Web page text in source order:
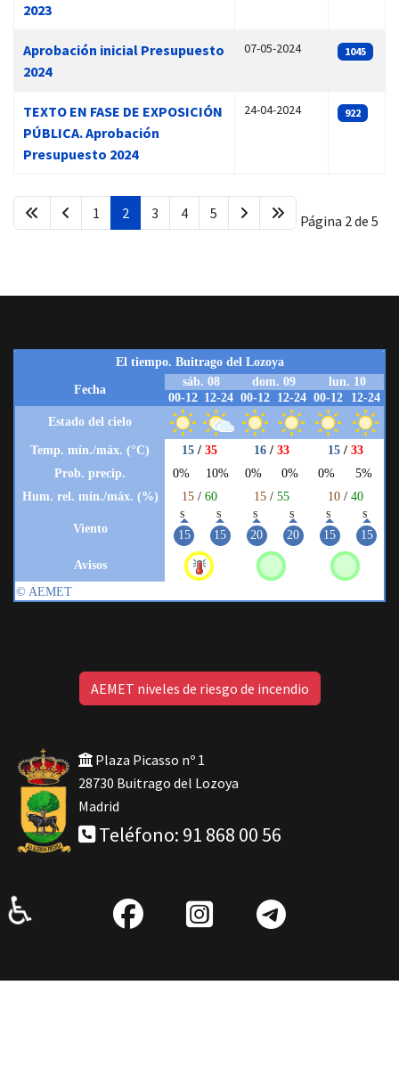
2023
Aprobación inicial Presupuesto
2024
07-05-2024 1045
TEXTO EN FASE DE EXPOSICIÓN
PÚBLICA. Aprobación
Presupuesto 2024
24-04-2024 922
Página 2 de 5
1 2 3 4 5
AEMET niveles de riesgo de incendio
Plaza Picasso nº 1
28730 Buitrago del Lozoya
Madrid
Teléfono: 91 868 00 56
fab
IG